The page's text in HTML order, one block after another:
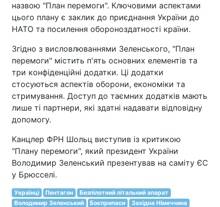
назвою "План перемоги". Ключовими аспектами
цього плану є заклик до приєднання України до
НАТО та посилення обороноздатності країни.
Згідно з висловлюваннями Зеленського, "План
перемоги" містить п'ять основних елементів та
три конфіденційні додатки. Ці додатки
стосуються аспектів оборони, економіки та
стримування. Доступ до таємних додатків мають
лише ті партнери, які здатні надавати відповідну
допомогу.
Канцлер ФРН Шольц виступив із критикою
"Плану перемоги", який президент України
Володимир Зеленський презентував на саміту ЄС
у Брюсселі.
Українці Пентагон
Безпілотний літальний апарат
Володимир Зеленський
Боєприпаси
Західна Німеччина